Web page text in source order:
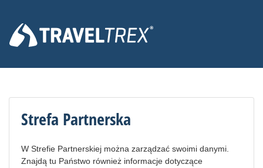
Strefa Partnerska
W Strefie Partnerskiej można zarządzać swoimi danymi.
Znajdą tu Państwo również informacje dotyczące